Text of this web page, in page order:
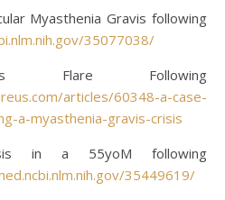
Myasthenia Gravis following
35077038/
Flare Following
articles/60348-a-case-
a-myasthenia-gravis-crisis
in a 55yoM following
35449619/